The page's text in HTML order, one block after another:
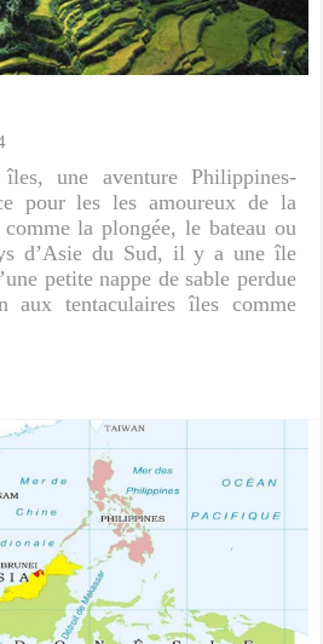
une aventure Philippines-
pour les les amoureux de la
la plongée, le bateau ou
d’Asie du Sud, il y a une île
petite nappe de sable perdue
aux tentaculaires îles comme